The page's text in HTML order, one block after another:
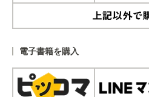
電子書籍を購入